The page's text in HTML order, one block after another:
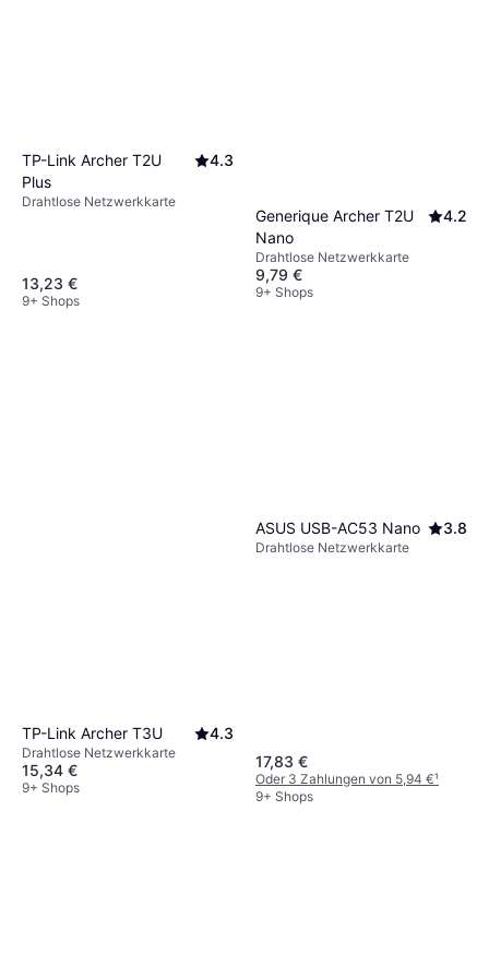
TP-Link Archer T2U
Plus
4.3
Drahtlose Netzwerkkarte
13,23 €
9+ Shops
Generique Archer T2U
Nano
4.2
Drahtlose Netzwerkkarte
9,79 €
9+ Shops
TP-Link Archer T3U 4.3
Drahtlose Netzwerkkarte
15,34 €
9+ Shops
ASUS USB-AC53 Nano 3.8
Drahtlose Netzwerkkarte
17,83 €
Oder 3 Zahlungen von 5,94 €¹
9+ Shops